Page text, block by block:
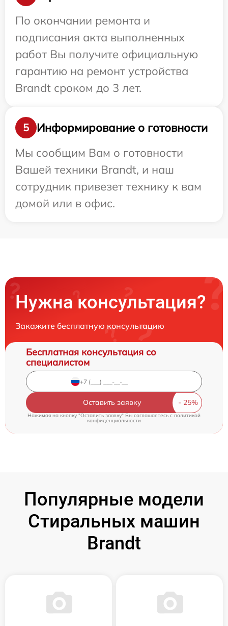
По окончании ремонта и
подписания акта выполненных
работ Вы получите официальную
гарантию на ремонт устройства
Brandt сроком до 3 лет.
5
Информирование о готовности
Мы сообщим Вам о готовности
Вашей техники Brandt, и наш
сотрудник привезет технику к вам
домой или в офис.
Нужна консультация?
Закажите бесплатную консультацию
Бесплатная консультация со
специалистом
Оставить заявку
Нажимая на кнопку "Оставить заявку" Вы соглашаетесь c политикой
конфиденциальности
Популярные модели
Стиральных машин
Brandt